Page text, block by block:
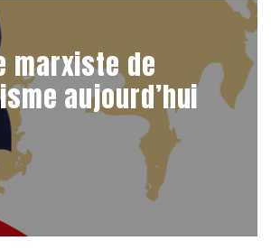
marxiste de
aujourd’hui